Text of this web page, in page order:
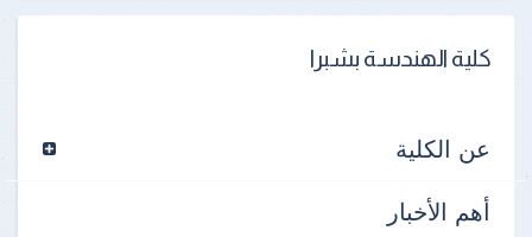
كلية الهندسة بشبرا
عن الكلية
أهم الأخبار